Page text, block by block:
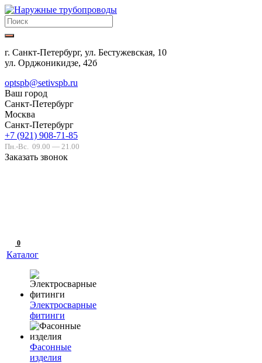
г. Санкт-Петербург, ул. Бестужевская, 10
ул. Орджоникидзе, 42б
optspb@setivspb.ru
Ваш город
Санкт-Петербург
Москва
Санкт-Петербург
+7 (921) 908-71-85
Пн.-Вс. 09.00 — 21.00
Заказать звонок
0
Каталог
Электросварные
фитинги
Фасонные
изделия